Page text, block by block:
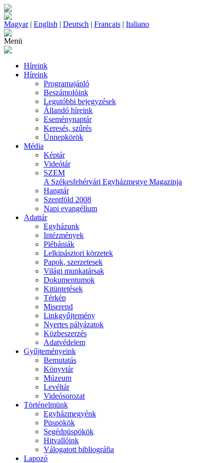
Magyar| English | Deutsch | Francais | Italiano
Menü
Híreink
Híreink
Programajánló
Beszámolóink
Legutóbbi bejegyzések
Állandó híreink
Eseménynaptár
Keresés, szűrés
Ünnepkörök
Média
Képtár
Videótár
SZEM
A Székesfehérvári Egyházmegye Magazinja
Hangtár
Szentföld 2008
Napi evangélium
Adattár
Egyházunk
Intézmények
Plébániák
Lelkipásztori körzetek
Papok, szerzetesek
Világi munkatársak
Dokumentumok
Kitüntetések
Térkép
Miserend
Linkgyűjtemény
Nyertes pályázatok
Közbeszerzés
Adatvédelem
Gyűjteményeink
Bemutatás
Könyvtár
Múzeum
Levéltár
Videósorozat
Történelmünk
Egyházmegyénk
Püspökök
Segédpüspökök
Hitvallóink
Válogatott bibliográfia
Lapozó